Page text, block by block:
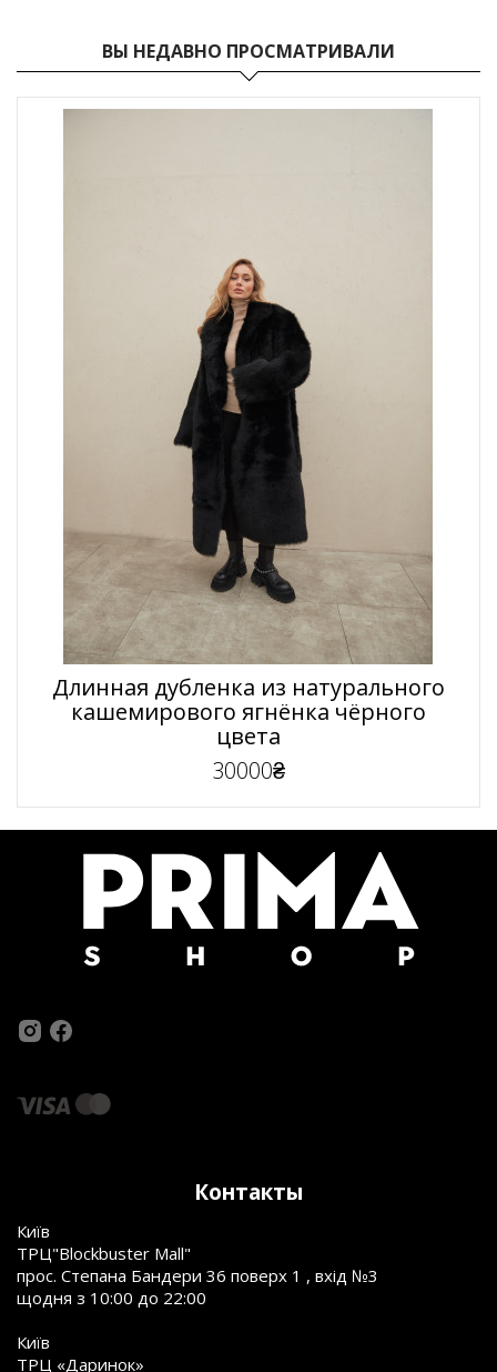
ВЫ НЕДАВНО ПРОСМАТРИВАЛИ
Длинная дубленка из натурального
кашемирового ягнёнка чёрного
цвета
30000₴
Контакты
Київ
ТРЦ"Blockbuster Mall"
прос. Степана Бандери 36 поверх 1 , вхід №3
щодня з 10:00 до 22:00
Київ
ТРЦ «Даринок»